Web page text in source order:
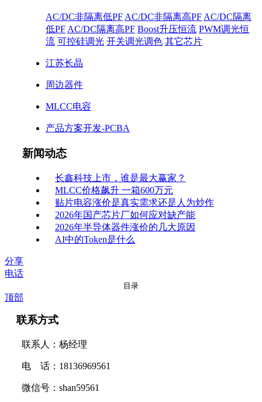
AC/DC非隔离低PF AC/DC非隔离高PF AC/DC隔离
低PF AC/DC隔离高PF Boost升压恒流 PWM调光恒
流 可控硅调光 开关调光调色 其它芯片
江苏长晶
周边器件
MLCC电容
产品方案开发-PCBA
新闻动态
长鑫科技上市，谁是最大赢家？
MLCC价格飙升 一箱600万元
贴片电容涨价是真实需求还是人为炒作
2026年国产芯片厂如何应对缺产能
2026年半导体器件涨价的几大原因
AI中的Token是什么
分享
电话
目录
顶部
联系方式
联系人：杨经理
电 话：18136969561
微信号：shan59561